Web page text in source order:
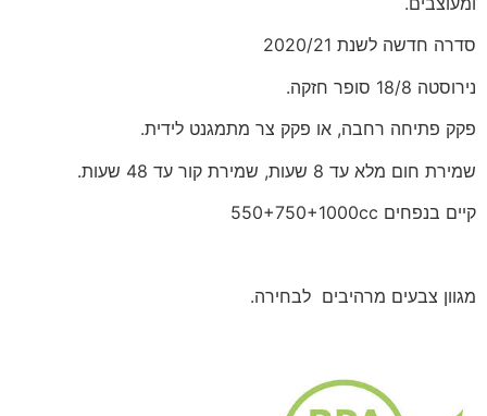
סדרה חדשה לשנת 2020/21
נירוסטה 18/8 סופר חזקה.
פקק פתיחה רחבה, או פקק צר מתמגנט לידית.
שמירת חום מלא עד 8 שעות, שמירת קור עד 48 שעות.
קיים בנפחים 550+750+1000cc
מגוון צבעים מרהיבים לבחירה.